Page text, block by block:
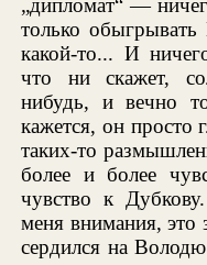
„дипломат“ —
только
какой-то... И
что ни скажет,
нибудь, и вечно
кажется, он просто
таких-то
более и более
чувство к
меня внимания, это
сердился на